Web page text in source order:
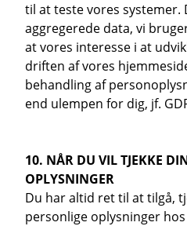
til at teste vores systemer.
aggregerede data, vi
at vores interesse i at
driften af vores
behandling af
end ulempen for dig, jf.
10. NÅR DU VIL TJEKKE
OPLYSNINGER
Du har altid ret til at tilgå,
personlige oplysninger